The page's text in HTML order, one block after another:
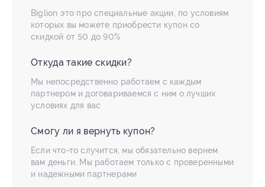
Biglion это про специальные акции, по условиям
которых вы можете приобрести купон со
скидкой от 50 до 90%
Откуда такие скидки?
Мы непосредственно работаем с каждым
партнером и договариваемся с ним о лучших
условиях для вас
Смогу ли я вернуть купон?
Если что-то случится, мы обязательно вернем
вам деньги. Мы работаем только с проверенными
и надежными партнерами